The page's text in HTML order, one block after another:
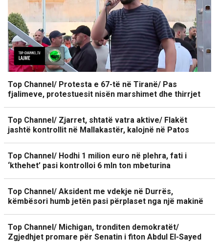
Top Channel/ Protesta e 67-të në Tiranë/ Pas
fjalimeve, protestuesit nisën marshimet dhe thirrjet
Top Channel/ Zjarret, shtatë vatra aktive/ Flakët
jashtë kontrollit në Mallakastër, kalojnë në Patos
Top Channel/ Hodhi 1 milion euro në plehra, fati i
‘kthehet’ pasi kontrolloi 6 mln ton mbeturina
Top Channel/ Aksident me vdekje në Durrës,
këmbësori humb jetën pasi përplaset nga një makinë
Top Channel/ Michigan, tronditen demokratët/
Zgjedhjet promare për Senatin i fiton Abdul El-Sayed